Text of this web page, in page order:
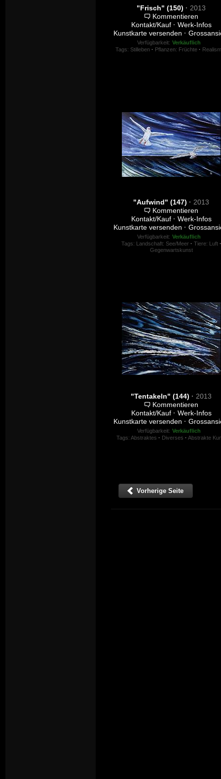
"Frisch" (150) · 2013
Kommentieren
Kontakt/Kauf · Werk-Infos
Kunstkarte versenden ·
Verfügbarkeit: Verkäuflich
Tags: Stilleben · Pflanzen: Früchte ·
"Aufwind" (147) · 2013
Kommentieren
Kontakt/Kauf · Werk-Infos
Kunstkarte versenden ·
Verfügbarkeit: Verkäuflich
Tags: Landschaft: See/Meer · Tiere: Luft ·
Gegenwartskunst
"Tentakeln" (144) · 2013
Kommentieren
Kontakt/Kauf · Werk-Infos
Kunstkarte versenden ·
Verfügbarkeit: Verkäuflich
Tags: Abstraktes · Diverses · Abstrakte
Vorherige Seite